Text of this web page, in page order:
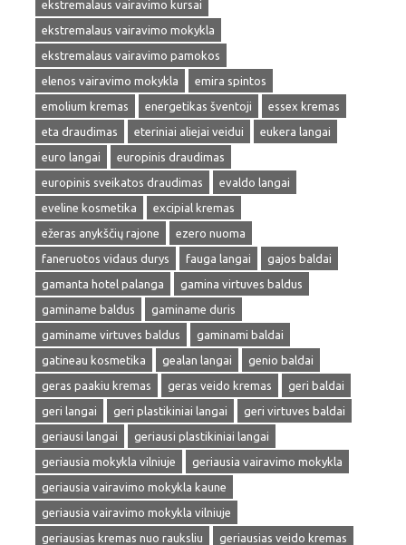
ekstremalaus vairavimo kursai
ekstremalaus vairavimo mokykla
ekstremalaus vairavimo pamokos
elenos vairavimo mokykla
emira spintos
emolium kremas
energetikas šventoji
essex kremas
eta draudimas
eteriniai aliejai veidui
eukera langai
euro langai
europinis draudimas
europinis sveikatos draudimas
evaldo langai
eveline kosmetika
excipial kremas
ežeras anykščių rajone
ezero nuoma
faneruotos vidaus durys
fauga langai
gajos baldai
gamanta hotel palanga
gamina virtuves baldus
gaminame baldus
gaminame duris
gaminame virtuves baldus
gaminami baldai
gatineau kosmetika
gealan langai
genio baldai
geras paakiu kremas
geras veido kremas
geri baldai
geri langai
geri plastikiniai langai
geri virtuves baldai
geriausi langai
geriausi plastikiniai langai
geriausia mokykla vilniuje
geriausia vairavimo mokykla
geriausia vairavimo mokykla kaune
geriausia vairavimo mokykla vilniuje
geriausias kremas nuo rauksliu
geriausias veido kremas